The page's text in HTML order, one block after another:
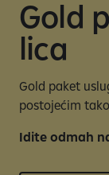
Gold
lica
Gold paket
postojećim
Idite odmah